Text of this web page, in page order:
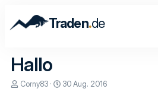
Traden.de
Hallo
E
Corny83
E
30 Aug. 2016